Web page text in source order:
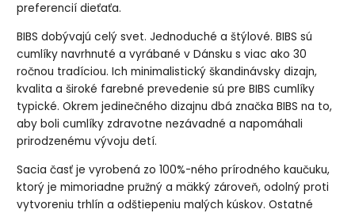
BIBS Boheme
Sage/Cloud
cumlík z
prírodného
kaučuku 2ks,
veľkosť 2
preferencií dieťaťa.
BIBS dobývajú celý svet. Jednoduché a štýlové. BIBS sú
cumlíky navrhnuté a vyrábané v Dánsku s viac ako 30
ročnou tradíciou. Ich minimalistický škandinávsky dizajn,
kvalita a široké farebné prevedenie sú pre BIBS cumlíky
typické. Okrem jedinečného dizajnu dbá značka BIBS na to,
aby boli cumlíky zdravotne nezávadné a napomáhali
prirodzenému vývoju detí.
Sacia časť je vyrobená zo 100%-ného prírodného kaučuku,
ktorý je mimoriadne pružný a mäkký zároveň, odolný proti
vytvoreniu trhlín a odštiepeniu malých kúskov. Ostatné